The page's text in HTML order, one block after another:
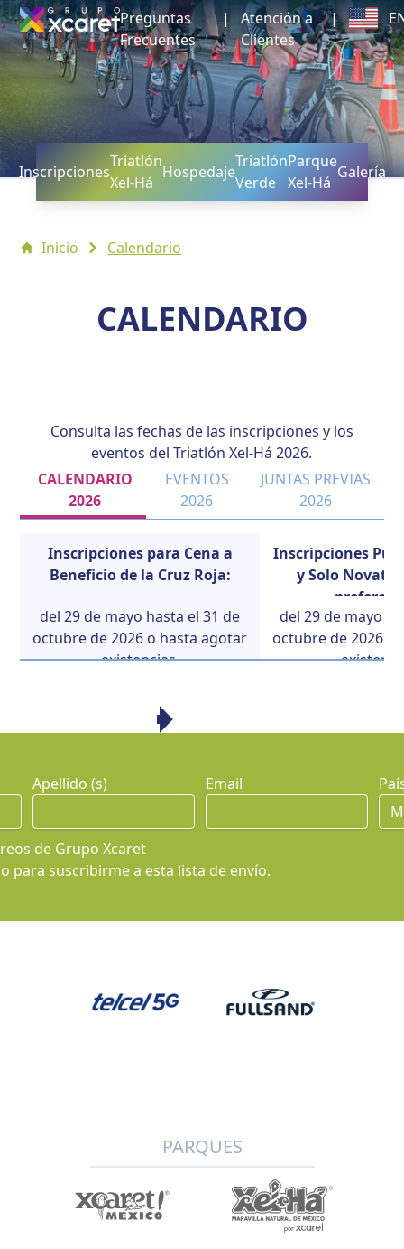
Preguntas
Frecuentes
|
Atención a
Clientes
|
Inscripciones
Triatlón
Xel-Há
Hospedaje
Triatlón
Verde
Parque
Xel-Há
Galería
Inicio Calendario
CALENDARIO
Consulta las fechas de las inscripciones y los
eventos del TriatlónXel-Há 2026.
CALENDARIO
2026
EVENTOS
2026
JUNTAS PREVIAS
2026
Inscripciones para Cena a
Beneficio de la Cruz Roja:
del 29de mayo hasta el 31 de
octubre de 2026 o hasta agotar
existencias.
Inscripciones
y Solo Novatas
del29de mayo
octubre de 2026 o
Apellido (s) Email
de Grupo Xcaret
para suscribirme a esta lista de envío.
PARQUES